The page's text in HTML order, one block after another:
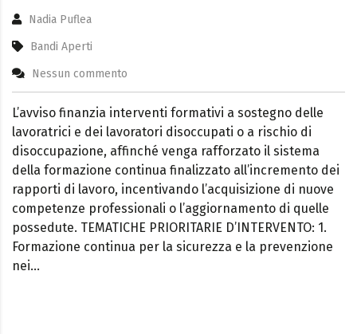
Nadia Puflea
Bandi Aperti
Nessun commento
L’avviso finanzia interventi formativi a sostegno delle
lavoratrici e dei lavoratori disoccupati o a rischio di
disoccupazione, affinché venga rafforzato il sistema
della formazione continua finalizzato all’incremento dei
rapporti di lavoro, incentivando l’acquisizione di nuove
competenze professionali o l’aggiornamento di quelle
possedute. TEMATICHE PRIORITARIE D’INTERVENTO: 1.
Formazione continua per la sicurezza e la prevenzione
nei…